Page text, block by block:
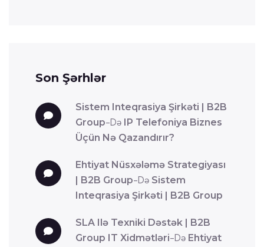
Son Şərhlər
Sistem Inteqrasiya Şirkəti | B2B
Group-də
IP Telefoniya Biznes
Üçün Nə Qazandırır?
Ehtiyat Nüsxələmə Strategiyası
| B2B Group-də Sistem
Inteqrasiya Şirkəti | B2B Group
SLA Ilə Texniki Dəstək | B2B
Group IT Xidmətləri-də Ehtiyat